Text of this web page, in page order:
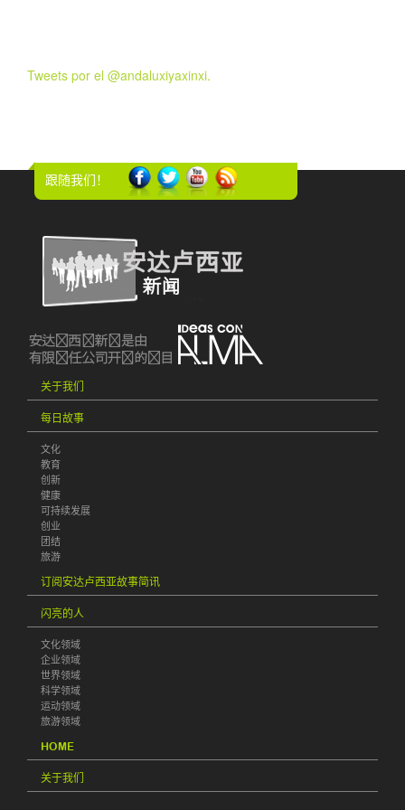
Tweets por el @andaluxiyaxinxi.
跟随我们！
关于我们
每日故事
文化
教育
创新
健康
可持续发展
创业
团结
旅游
订阅安达卢西亚故事简讯
闪亮的人
文化领域
企业领域
世界领域
科学领域
运动领域
旅游领域
HOME
关于我们